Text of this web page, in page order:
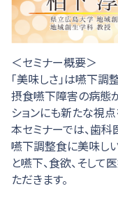
＜セミナー概要＞
「美味しさ」は嚥下調
摂食嚥下障害の病態
ションにも新たな視
本セミナーでは、歯
嚥下調整食に美味し
と嚥下、食欲、そし
ただきます。